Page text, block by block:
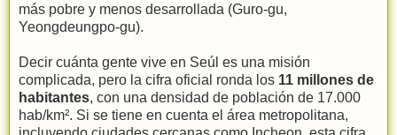
más pobre y menos desarrollada (Guro-gu,
Yeongdeungpo-gu).
Decir cuánta gente vive en Seúl es una misión
complicada, pero la cifra oficial ronda los 11 millones de
habitantes, con una densidad de población de 17.000
hab/km². Si se tiene en cuenta el área metropolitana,